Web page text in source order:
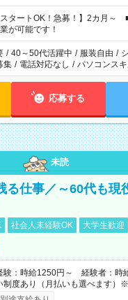
わせたい」 「余裕を持って夕飯
残業はしたくない」 など、ご希
のお仕事の勤務時間。 合計で
きません。
スタートOK！急募！】2カ月～
が可能です！
/ 40～50代活躍中 / 服装自由 /
集 / 電話対応なし / パソコンス
応募する
未読
る仕事／～60代も現
社会人未経験OK 大学生歓迎
験：時給1250円～ 経験者：
制度あり（月払いも選べます）※
お支払いとなります。